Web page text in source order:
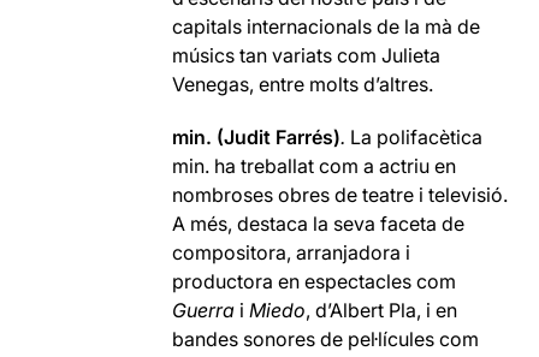
capitals internacionals de la mà de
músics tan variats com Julieta
Venegas, entre molts d’altres.
min. (Judit Farrés). La polifacètica
min. ha treballat com a actriu en
nombroses obres de teatre i televisió.
A més, destaca la seva faceta de
compositora, arranjadora i
productora en espectacles com
Guerra iMiedo, d’Albert Pla, i en
bandes sonores de pel·lícules com